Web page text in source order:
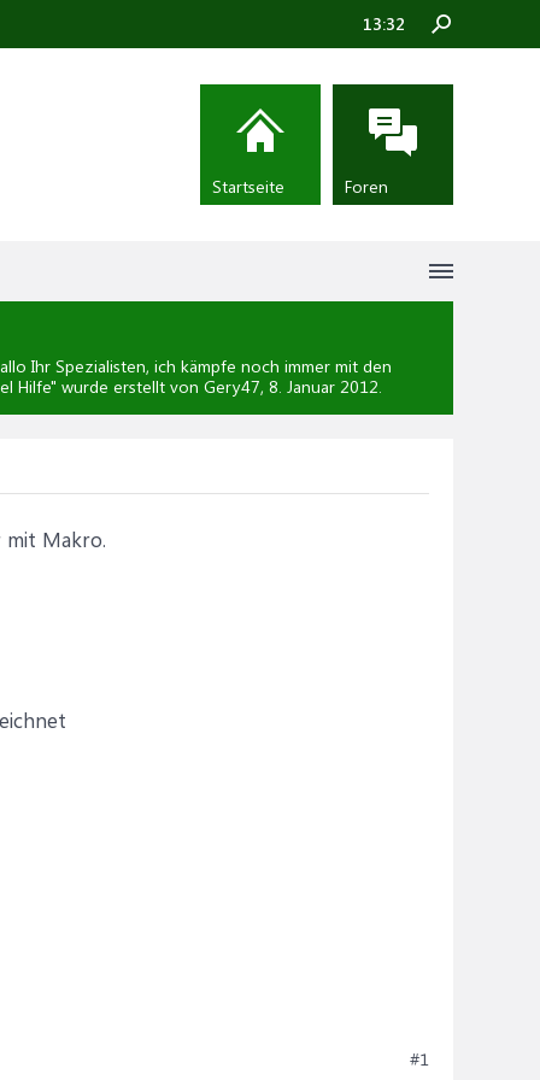
Ihr Spezialisten, ich kämpfe noch immer mit den
Hilfe" wurde erstellt von Gery47, 8. Januar 2012.
Makro.
#1
13:32
Startseite Foren